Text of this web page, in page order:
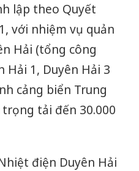
lập theo Quyết
với nhiệm vụ quản
Hải (tổng công
Hải 1, Duyên Hải 3
cảng biển Trung
tải đến 30.000
điện Duyên Hải